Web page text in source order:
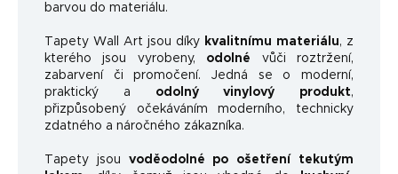
barvou do materiálu.
Tapety Wall Art jsou díky kvalitnímu materiálu, z
kterého jsou vyrobeny, odolné vůči roztržení,
zabarvení či promočení. Jedná se o moderní,
praktický a
odolný vinylový produkt,
přizpůsobený očekáváním moderního, technicky
zdatného a náročného zákazníka.
Tapety jsou voděodolné po ošetření tekutým